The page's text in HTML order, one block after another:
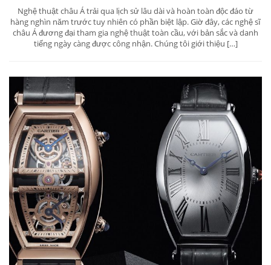
Nghệ thuật châu Á trải qua lịch sử lâu dài và hoàn toàn độc đáo từ
hàng nghìn năm trước tuy nhiên có phần biệt lập. Giờ đây, các nghệ sĩ
châu Á đương đại tham gia nghệ thuật toàn cầu, với bản sắc và danh
tiếng ngày càng được công nhận. Chúng tôi giới thiệu […]